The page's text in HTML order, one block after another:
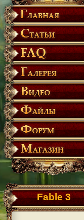
Fable 3